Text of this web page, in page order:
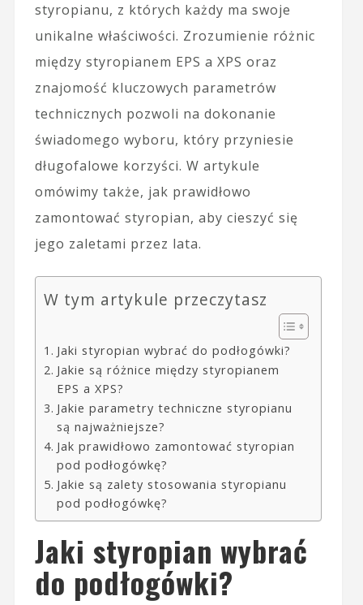
styropianu, z których każdy ma swoje
unikalne właściwości. Zrozumienie różnic
między styropianem EPS a XPS oraz
znajomość kluczowych parametrów
technicznych pozwoli na dokonanie
świadomego wyboru, który przyniesie
długofalowe korzyści. W artykule
omówimy także, jak prawidłowo
zamontować styropian, aby cieszyć się
jego zaletami przez lata.
W tym artykule przeczytasz
Jaki styropian wybrać do podłogówki?
Jakie są różnice między styropianem
EPS a XPS?
Jakie parametry techniczne styropianu
są najważniejsze?
Jak prawidłowo zamontować styropian
pod podłogówkę?
Jakie są zalety stosowania styropianu
pod podłogówkę?
Jaki styropian wybrać
do podłogówki?